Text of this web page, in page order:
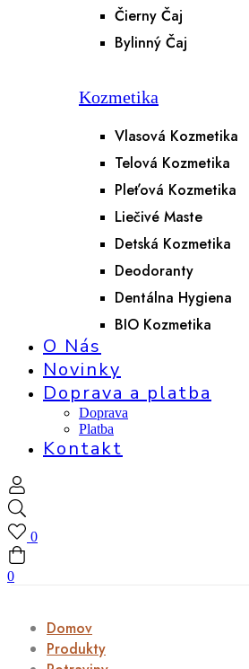
Čierny Čaj
Bylinný Čaj
Kozmetika
Vlasová Kozmetika
Telová Kozmetika
Pleťová Kozmetika
Liečivé Maste
Detská Kozmetika
Deodoranty
Dentálna Hygiena
BIO Kozmetika
O Nás
Novinky
Doprava a platba
Doprava
Platba
Kontakt
0
0
Domov
Produkty